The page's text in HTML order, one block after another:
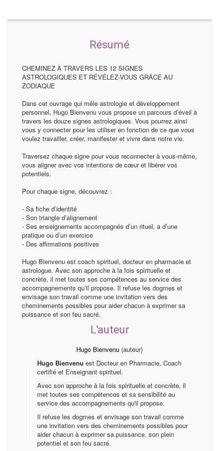
Résumé
CHEMINEZ À TRAVERS LES 12 SIGNES
ASTROLOGIQUES ET RÉVÉLEZ-VOUS GRÂCE AU
ZODIAQUE
Dans cet ouvrage qui mêle astrologie et développement
personnel, Hugo Bienvenu vous propose un parcours d’éveil à
travers les douze signes astrologiques. Vous pourrez ainsi
vous y connecter pour les utiliser en fonction de ce que vous
voulez travailler, créer, manifester et vivre dans notre vie.
Traversez chaque signe pour vous reconnecter à vous-même,
vous aligner avec vos intentions de cœur et libérer vos
potentiels.
Pour chaque signe, découvrez :
- Sa fiche d’identité
- Son triangle d’alignement
- Ses enseignements accompagnés d’un rituel, a d’une
pratique ou d’un exercice
- Des affirmations positives
Hugo Bienvenu est coach spirituel, docteur en pharmacie et
astrologue. Avec son approche à la fois spirituelle et
concrète, il met toutes ses compétences au service des
accompagnements qu’il propose. Il refuse les dogmes et
envisage son travail comme une invitation vers des
cheminements possibles pour aider chacun à exprimer sa
puissance et son feu sacré.
L'auteur
Hugo Bienvenu (auteur)
Hugo Bienvenu est Docteur en Pharmacie, Coach
certifié et Enseignant spirituel.
Avec son approche à la fois spirituelle et concrète, il
met toutes ses compétences et sa sensibilité au
service des accompagnements qu'il propose.
Il refuse les dogmes et envisage son travail comme
une invitation vers des cheminements possibles pour
aider chacun à exprimer sa puissance, son plein
potentiel et son feu sacré.